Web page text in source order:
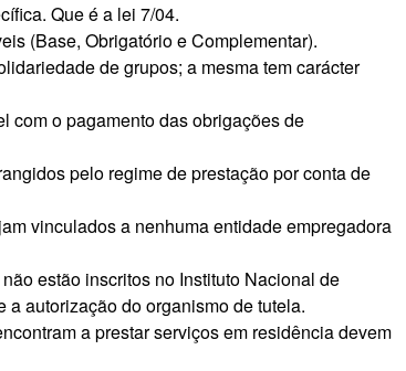
Que é a lei 7/04.
(Base, Obrigatório e Complementar).
de grupos; a mesma tem carácter
com o pagamento das obrigações de
pelo regime de prestação por conta de
vinculados a nenhuma entidade empregadora
estão inscritos no Instituto Nacional de
autorização do organismo de tutela.
a prestar serviços em residência devem